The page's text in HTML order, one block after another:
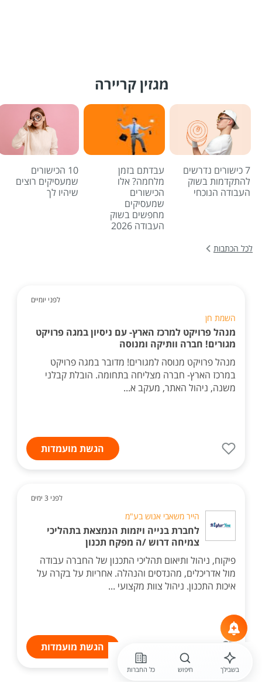
מגזין קריירה
7 כישורים נדרשים
להתקדמות בשוק
העבודה הנוכחי
עבדתם בזמן
מלחמה? אלו
הכישורים
שמעסיקים
מחפשים בשוק
העבודה 2026
10 הכישורים
שמעסיקים רוצים
שיהיו לך
לכל הכתבות
לפני יומיים
השמת חן
מנהל פרויקט למרכז הארץ- עם ניסיון במגה פרויקט
מגורים! חברה וותיקה ומנוסה
מנהל פרויקט מנוסה למגורים! מדובר במגה פרויקט
במרכז הארץ- חברה מצליחה בתחומה. הובלת קבלני
משנה, ניהול האתר, מעקב א...
הגשת מועמדות
לפני 3 ימים
הייר משאבי אנוש בע"מ
לחברת בנייה ויזמות הנמצאת בתהליכי
צמיחה דרוש /ה מפקח תכנון
פיקוח, ניהול ותיאום תהליכי התכנון של החברה עבודה
מול אדריכלים, מהנדסים והנהלה. אחריות על בקרה על
איכות התכנון. ניהול צוות מקצועי ...
הגשת מועמדות
בשבילך חיפוש כל החברות